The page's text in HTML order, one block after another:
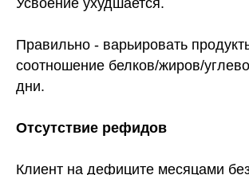
Усвоение ухудшается.
Правильно - варьировать
соотношение белков/жиров/
дни.
Отсутствие рефидов
Клиент на дефиците месяцами